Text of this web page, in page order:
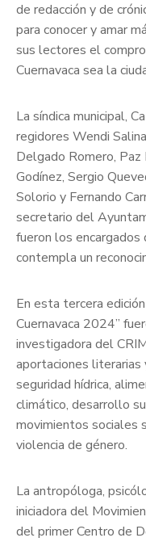
de redacción y de
para conocer y amar
sus lectores el
Cuernavaca sea la
La síndica municipal,
regidores Wendi
Delgado Romero,
Godínez, Sergio
Solorio y Fernando
secretario del
fueron los
contempla un
En esta tercera
Cuernavaca 2024”
investigadora del
aportaciones literarias
seguridad hídrica,
climático, desarrollo
movimientos sociales
violencia de género.
La antropóloga,
iniciadora del
del primer Centro de